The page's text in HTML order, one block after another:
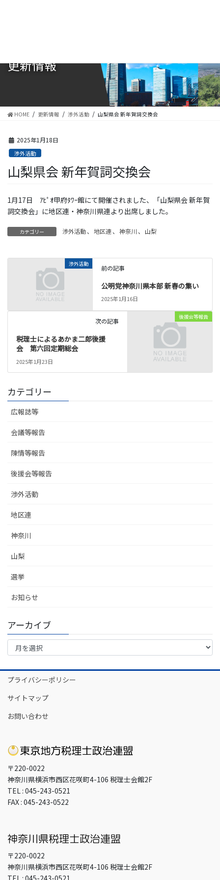
移
ン更新情報
HOME 更新情報 渉外活動 山梨県会 新年賀詞交換会
2025年1月18日
渉外活動
山梨県会 新年賀詞交換会
1月17日 ｱﾋﾟｵ甲府ﾀﾜｰ館にて開催されました、「山梨県会 新年賀
詞交換会」に地区連・神奈川県連より出席しました。
カテゴリー 渉外活動、 地区連、 神奈川 、 山梨
渉外活動
前の記事
公明党神奈川県本部 新春の集い
2025年1月16日
後援会等報告
次の記事
税理士によるあかま二郎後援
会 第六回定期総会
2025年1月23日
カテゴリー
広報誌等
会議等報告
陳情等報告
後援会等報告
渉外活動
地区連
神奈川
山梨
選挙
お知らせ
アーカイブ
ア
イ
ブ
プライバシーポリシー
サイトマップ
お問い合わせ
〒220-0022
神奈川県横浜市西区花咲町4-106 税理士会館2F
TEL : 045-243-0521
FAX : 045-243-0522
〒220-0022
神奈川県横浜市西区花咲町4-106 税理士会館2F
TEL : 045-243-0521